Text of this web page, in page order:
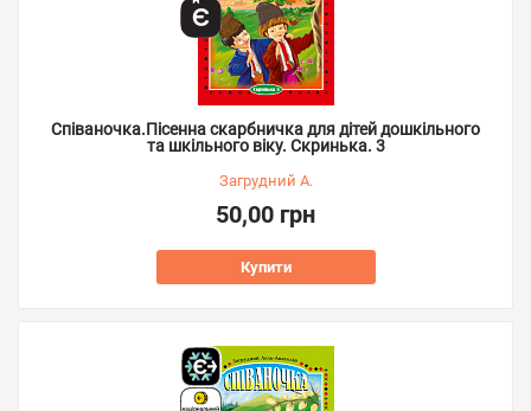
Співаночка.Пісенна скарбничка для дітей дошкільного
та шкільного віку. Скринька. 3
Загрудний А.
50,00 грн
Купити